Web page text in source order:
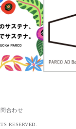
問合わせ
RESERVED.